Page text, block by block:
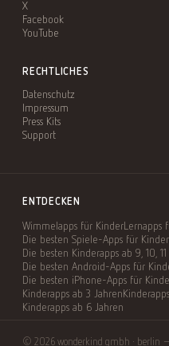
X
Facebook
YouTube
RECHTLICHES
Datenschutz
Impressum
Press Kits
Support
ENTDECKEN
Wimmelapps für KinderLernapps
Die besten Spiele-Apps für Kinder
Die besten Kinderapps ab 9, 10,
Die besten Android-Apps für
Die besten iPhone-Apps für
Kinderapps ab 3 Jahren
Kinderapps ab 6 Jahren
© 2026 wonderkind gmbh · berlin